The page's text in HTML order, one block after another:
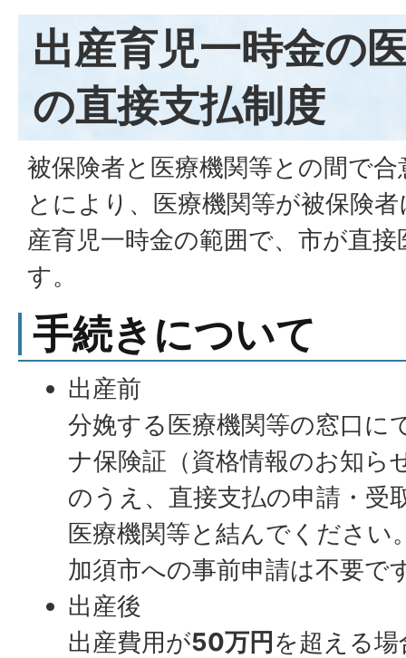
出産育児一時金の
の直接支払制度
被保険者と医療機関等との間で
とにより、医療機関等が被保険
産育児一時金の範囲で、市が直
す。
手続きについて
出産前
分娩する医療機関等の窓口に
ナ保険証（資格情報のお知ら
のうえ、直接支払の申請・受
医療機関等と結んでください
加須市への事前申請は不要で
出産後
出産費用が50万円 を超える